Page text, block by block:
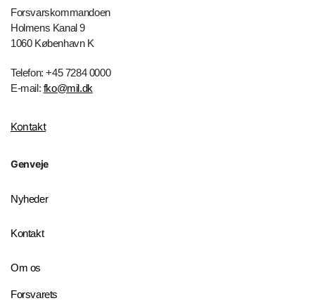
Forsvarskommandoen
Holmens Kanal 9
1060 København K
Telefon: +45 7284 0000
E-mail: fko@mil.dk
Kontakt
Genveje
Nyheder
Kontakt
Om os
Forsvarets